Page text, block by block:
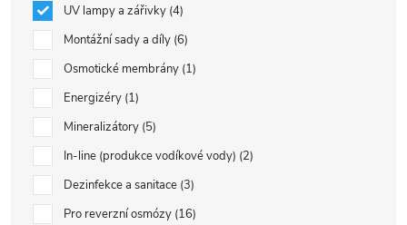
UV lampy a zářivky 4
Montážní sady a díly 6
Osmotické membrány 1
Energizéry 1
Mineralizátory 5
In-line (produkce vodíkové vody) 2
Dezinfekce a sanitace 3
Pro reverzní osmózy 16